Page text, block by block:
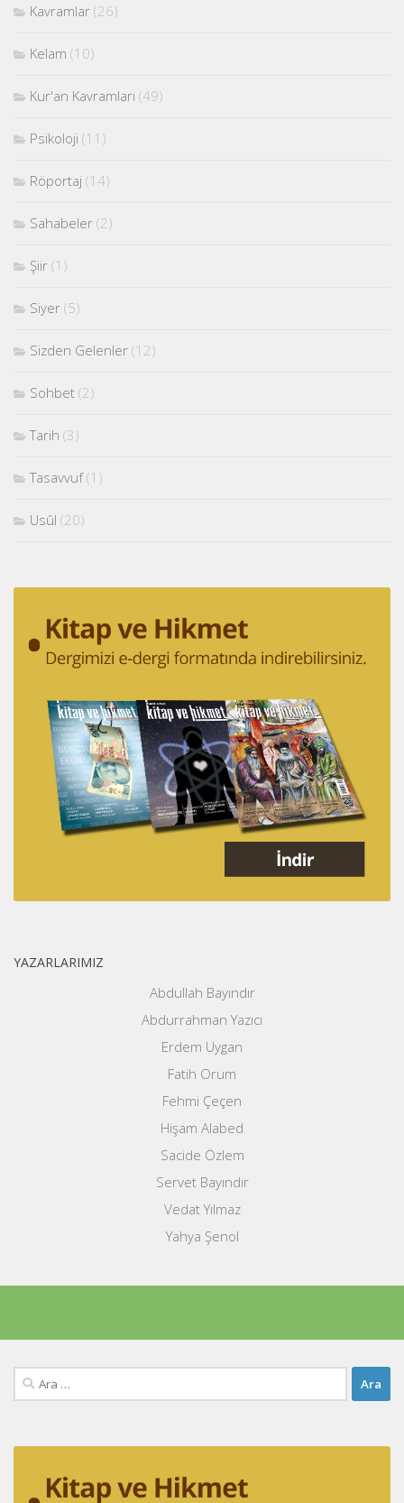
Kavramlar (26)
Kelam (10)
Kur'an Kavramları (49)
Psikoloji (11)
Röportaj (14)
Sahabeler (2)
Şiir (1)
Siyer (5)
Sizden Gelenler (12)
Sohbet (2)
Tarih (3)
Tasavvuf(1)
Usûl (20)
YAZARLARIMIZ
Abdullah Bayındır
Abdurrahman Yazıcı
Erdem Uygan
Fatih Orum
Fehmi Çeçen
Hişam Alabed
Sacide Özlem
Servet Bayındır
Vedat Yılmaz
Yahya Şenol
Arama: